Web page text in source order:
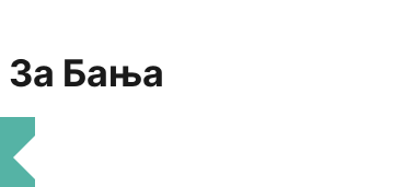
Бања